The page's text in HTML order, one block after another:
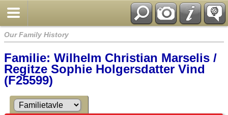
Our Family History
Familie: Wilhelm Christian Marselis /
Regitze Sophie Holgersdatter Vind
(F25599)